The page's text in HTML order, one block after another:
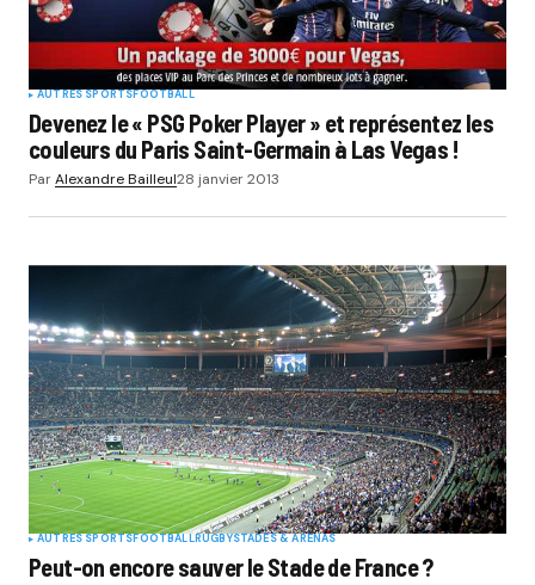
AUTRES SPORTSFOOTBALL
Devenez le « PSG Poker Player » et représentez les
couleurs du Paris Saint-Germain à Las Vegas !
ParAlexandre Bailleul28 janvier 2013
AUTRES SPORTSFOOTBALLRUGBYSTADES & ARENAS
Peut-on encore sauver le Stade de France ?